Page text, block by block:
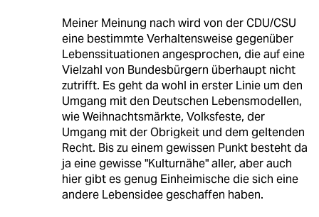
Meiner Meinung nach wird von der CDU/CSU
eine bestimmte Verhaltensweise gegenüber
Lebenssituationen angesprochen, die auf eine
Vielzahl von Bundesbürgern überhaupt nicht
zutrifft. Es geht da wohl in erster Linie um den
Umgang mit den Deutschen Lebensmodellen,
wie Weihnachtsmärkte, Volksfeste, der
Umgang mit der Obrigkeit und dem geltenden
Recht. Bis zu einem gewissen Punkt besteht da
ja eine gewisse "Kulturnähe" aller, aber auch
hier gibt es genug Einheimische die sich eine
andere Lebensidee geschaffen haben.